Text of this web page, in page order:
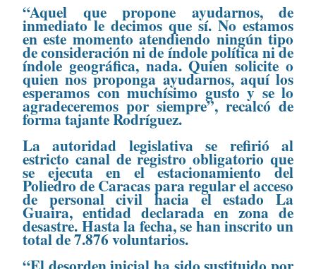
“Aquel que propone ayudarnos, de
inmediato le decimos que sí. No estamos
en este momento atendiendo ningún tipo
de consideración ni de índole política ni de
índole geográfica, nada. Quien solicite o
quien nos proponga ayudarnos, aquí los
esperamos con muchísimo gusto y se lo
agradeceremos por siempre”, recalcó de
forma tajante Rodríguez.
La autoridad legislativa se refirió al
estricto canal de registro obligatorio que
se ejecuta en el estacionamiento del
Poliedro de Caracas para regular el acceso
de personal civil hacia el estado La
Guaira, entidad declarada en zona de
desastre. Hasta la fecha, se han inscrito un
total de 7.876 voluntarios.